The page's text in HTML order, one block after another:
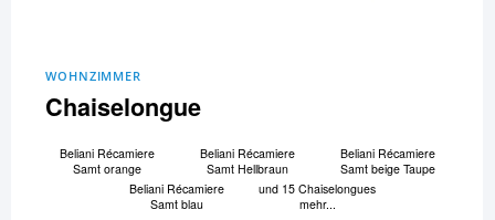
WOHNZIMMER
Chaiselongue
Beliani Ré­ca­mi­e­re
Samt orange
Beliani Ré­ca­mi­e­re
Samt Hellbraun
Beliani Ré­ca­mi­e­re
Samt beige Taupe
Beliani Ré­ca­mi­e­re
Samt blau
und 15 Chaiselongues
mehr...